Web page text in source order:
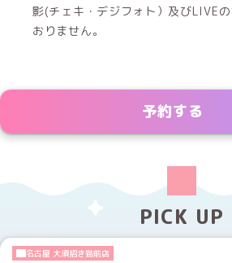
影(チェキ・デジフォト）及びLIVE
おりません。
予約する
PICK UP
名古屋 大須招き猫前店